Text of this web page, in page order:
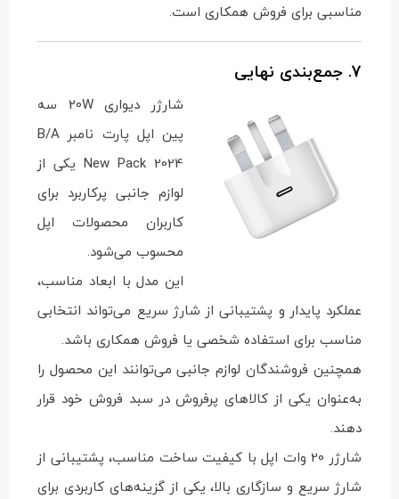
مناسبی برای فروش همکاری است.
7. جمع‌بندی نهایی
شارژر دیواری 20W سه
پین اپل پارت نامبر B/A
New Pack 2024 یکی از
لوازم جانبی پرکاربرد برای
کاربران محصولات اپل
محسوب می‌شود.
این مدل با ابعاد مناسب،
عملکرد پایدار و پشتیبانی از شارژ سریع می‌تواند انتخابی
مناسب برای استفاده شخصی یا فروش همکاری باشد.
همچنین فروشندگان لوازم جانبی می‌توانند این محصول را
به‌عنوان یکی از کالاهای پرفروش در سبد فروش خود قرار
دهند.
شارژر 20 وات اپل با کیفیت ساخت مناسب، پشتیبانی از
شارژ سریع و سازگاری بالا، یکی از گزینه‌های کاربردی برای